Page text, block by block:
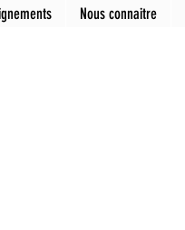
Nous connaitre